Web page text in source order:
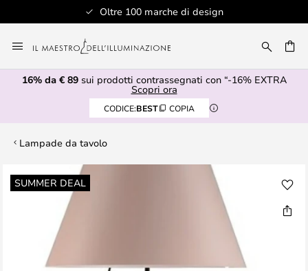
Oltre 100 marche di design
al
contenuto
16% da € 89sui prodotti contrassegnati con “-16% EXTRA
Scopri ora
CODICE:BEST COPIA
Lampade da tavolo
SUMMER DEAL
Vai
alla